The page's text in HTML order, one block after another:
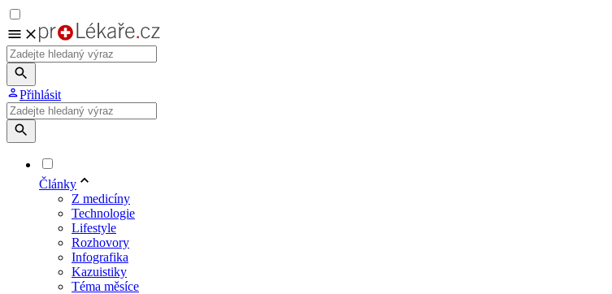
Přihlásit
Články
Z medicíny
Technologie
Lifestyle
Rozhovory
Infografika
Kazuistiky
Téma měsíce